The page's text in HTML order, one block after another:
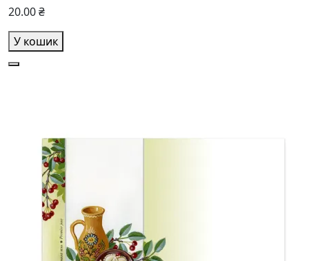
20.00 ₴
У кошик